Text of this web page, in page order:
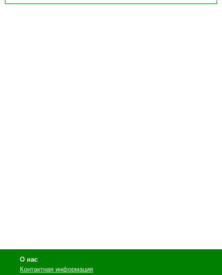
О нас
Контактная информация